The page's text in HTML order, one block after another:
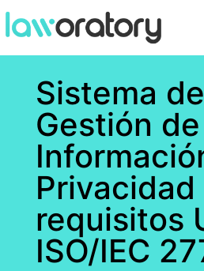
Sistema de
Gestión
Privacidad
requisitos
ISO/IEC